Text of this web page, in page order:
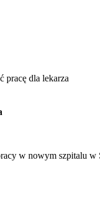
pracę dla lekarza
w nowym szpitalu